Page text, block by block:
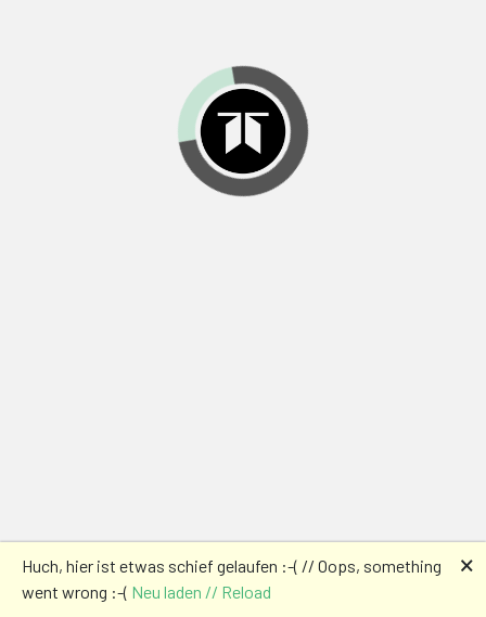
Huch, hier ist etwas schief gelaufen :-( // Oops, something
went wrong :-( Neu laden // Reload
🗙